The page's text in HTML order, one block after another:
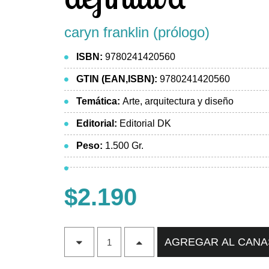
caryn franklin (prólogo)
ISBN: 9780241420560
GTIN (EAN,ISBN): 9780241420560
Temática: Arte, arquitectura y diseño
Editorial: Editorial DK
Peso: 1.500 Gr.
$2.190
AGREGAR AL